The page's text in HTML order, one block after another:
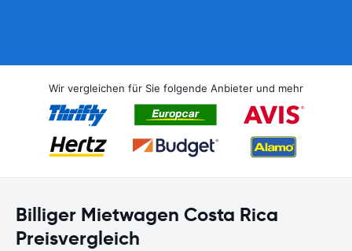
Wir vergleichen für Sie folgende Anbieter und mehr
Billiger Mietwagen Costa Rica
Preisvergleich